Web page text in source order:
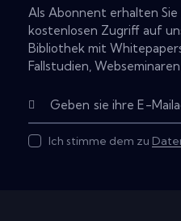
Als Abonnent erhalten
kostenlosen Zugriff auf
Bibliothek mit
Fallstudien,
Ich stimme dem zu